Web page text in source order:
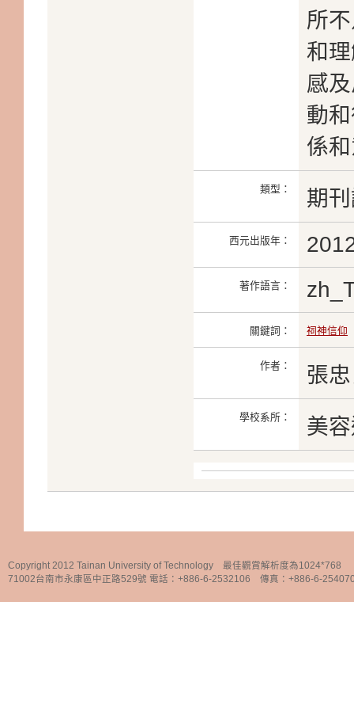
所
和
感
動
係
類型： 期
西元出版年：
著作語言：
關鍵詞： 祠神信仰
作者： 張
學校系所： 美
Copyright 2012 Tainan University of Technology 最佳觀賞解析度為1024*768
71002台南市永康區中正路529號 電話：+886-6-2532106 傳真：+886-6-